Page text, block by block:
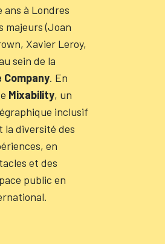
ans à Londres
majeurs (Joan
Xavier Leroy,
sein de la
Company. En
Mixability, un
inclusif
la diversité des
en
et des
public en